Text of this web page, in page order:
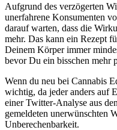
Aufgrund des verzögerten
unerfahrene Konsumenten
darauf warten, dass die
mehr. Das kann ein Rezept
Deinem Körper immer
bevor Du ein bisschen mehr
Wenn du neu bei Cannabis
wichtig, da jeder anders auf
einer Twitter-Analyse aus
gemeldeten unerwünschten
Unberechenbarkeit.